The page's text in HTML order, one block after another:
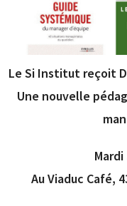
Le Si Institut reçoit
Une nouvelle
Mardi
Au Viaduc Café,